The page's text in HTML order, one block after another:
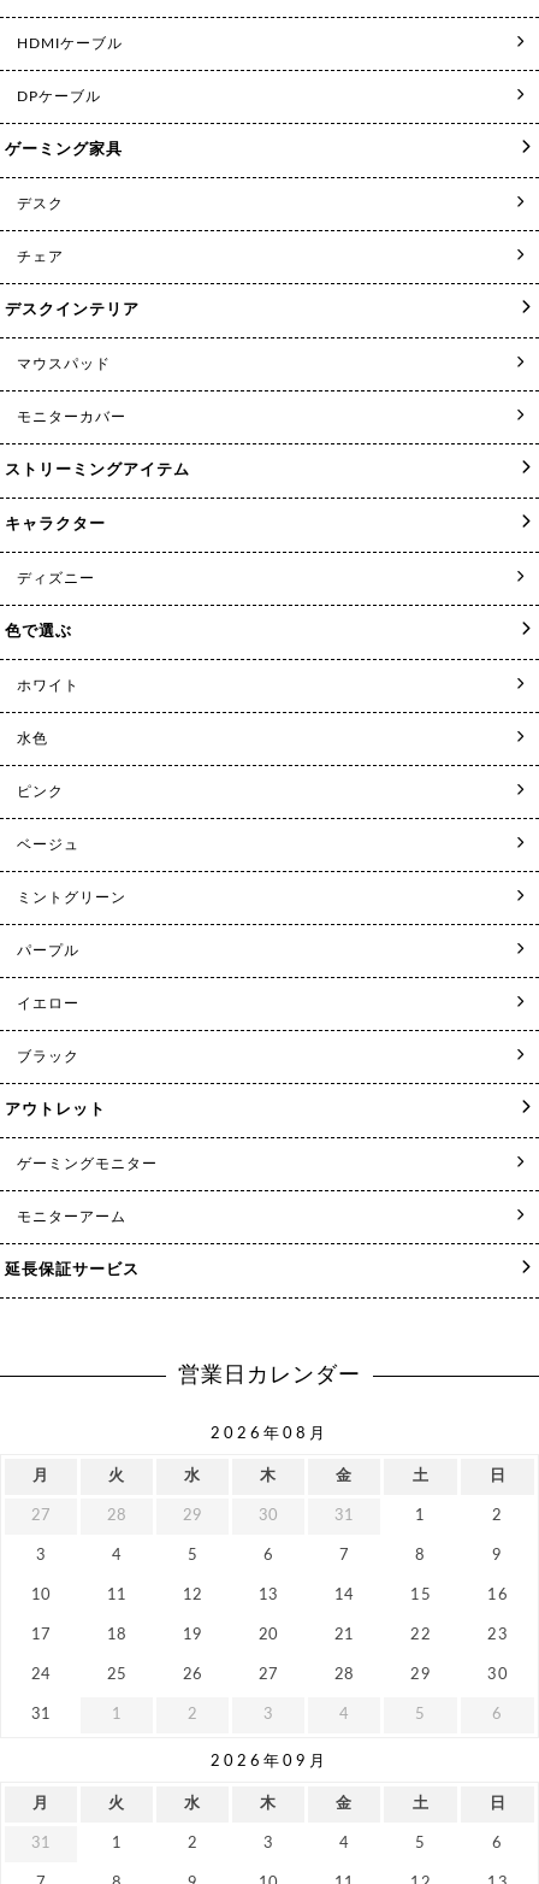
HDMIケーブル
DPケーブル
ゲーミング家具
デスク
チェア
デスクインテリア
マウスパッド
モニターカバー
ストリーミングアイテム
キャラクター
ディズニー
色で選ぶ
ホワイト
水色
ピンク
ベージュ
ミントグリーン
パープル
イエロー
ブラック
アウトレット
ゲーミングモニター
モニターアーム
延長保証サービス
営業日カレンダー
2026年08月
月 火 水 木 金 土 日
27 28 29 30 31 1 2
3 4 5 6 7 8 9
10 11 12 13 14 15 16
17 18 19 20 21 22 23
24 25 26 27 28 29 30
31 1 2 3 4 5 6
2026年09月
月 火 水 木 金 土 日
31 1 2 3 4 5 6